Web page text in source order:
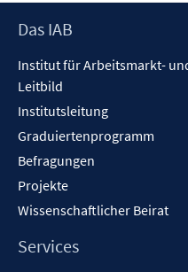
Footer
Das IAB
Institut für Arbeitsmarkt-
Leitbild
Institutsleitung
Graduiertenprogramm
Befragungen
Projekte
Wissenschaftlicher Beirat
Services